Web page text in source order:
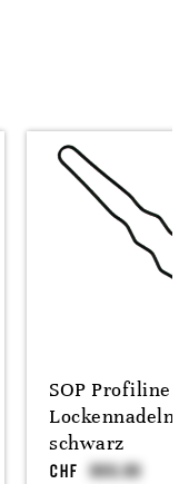
SOP Profiline
Lockennadeln
schwarz
CHF